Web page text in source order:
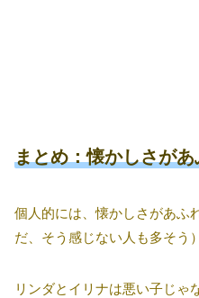
まとめ：懐かしさが
個人的には、懐かしさがあふ
だ、そう感じない人も多そう）
リンダとイリナは悪い子じゃ